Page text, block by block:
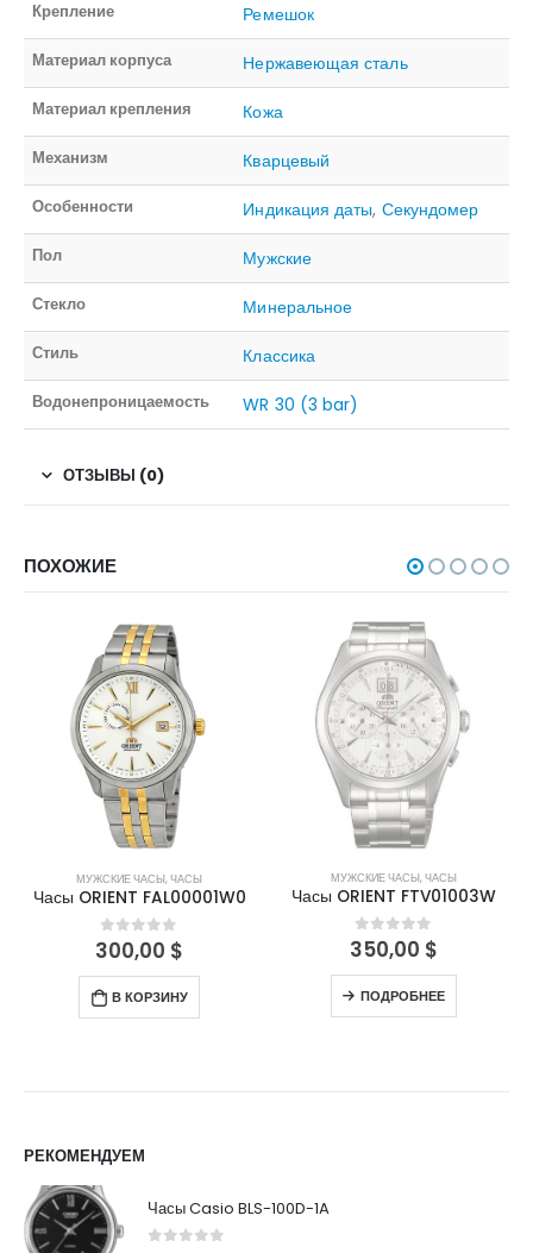
Крепление Ремешок
Материал корпуса Нержавеющая сталь
Материал крепления Кожа
Механизм Кварцевый
Особенности Индикация даты, Секундомер
Пол Мужские
Стекло Минеральное
Стиль Классика
Водонепроницаемость WR 30 (3 bar)
ОТЗЫВЫ (0)
ПОХОЖИЕ
МУЖСКИЕ ЧАСЫ,ЧАСЫ
Часы ORIENT FAL00001W0
0out of 5
300,00 $
В КОРЗИНУ
НЕТ В НАЛИЧИИ
МУЖСКИЕ ЧАСЫ,ЧАСЫ
Часы ORIENT FTV01003W
0out of 5
350,00 $
ПОДРОБНЕЕ
РЕКОМЕНДУЕМ
Часы Casio BLS-100D-1A